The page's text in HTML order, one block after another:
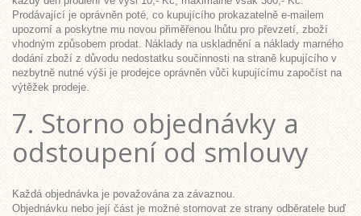
Prodávající je oprávněn poté, co kupujícího prokazatelně e-mailem
upozorní a poskytne mu novou přiměřenou lhůtu pro převzetí, zboží
vhodným způsobem prodat. Náklady na uskladnění a náklady marného
dodání zboží z důvodu nedostatku součinnosti na straně kupujícího v
nezbytně nutné výši je prodejce oprávněn vůči kupujícímu započíst na
výtěžek prodeje.
7. Storno objednávky a
odstoupení od smlouvy
Každá objednávka je považována za závaznou.
Objednávku nebo její část je možné stornovat ze strany odběratele buď